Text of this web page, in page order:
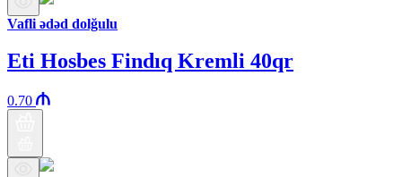
Vafli ədəd dolğulu
Eti Hosbes Findıq Kremli 40qr
0.70